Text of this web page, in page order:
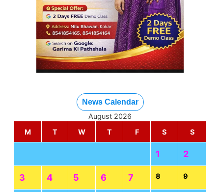
News Calendar
August 2026
M
T W T F S S
1 2
3 4 5 6 7 8 9